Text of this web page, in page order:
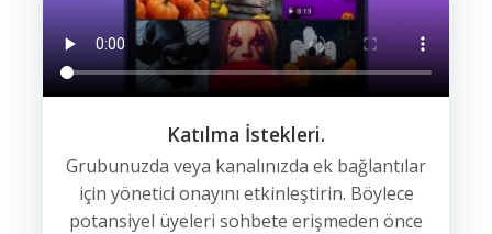
Katılma İstekleri.
Grubunuzda veya kanalınızda ek bağlantılar
için yönetici onayını etkinleştirin. Böylece
potansiyel üyeleri sohbete erişmeden önce